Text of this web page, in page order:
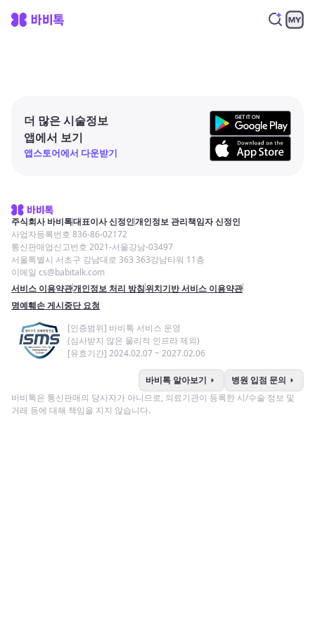
더 많은 시술정보
앱에서 보기
앱스토어에서 다운받기
주식회사 바비톡대표이사 신정인개인정보 관리책임자 신정인
사업자등록번호 836-86-02172
통신판매업신고번호 2021-서울강남-03497
서울특별시 서초구 강남대로 363 363강남타워 11층
이메일 cs@babitalk.com
서비스 이용약관개인정보 처리 방침위치기반 서비스 이용약관
명예훼손 게시중단 요청
[인증범위] 바비톡 서비스 운영
(심사받지 않은 물리적 인프라 제외)
[유효기간] 2024.02.07 ~ 2027.02.06
바비톡 알아보기 arrow_right 병원 입점 문의 arrow_right
바비톡은 통신판매의 당사자가 아니므로, 의료기관이 등록한 시/수술 정보 및
거래 등에 대해 책임을 지지 않습니다.